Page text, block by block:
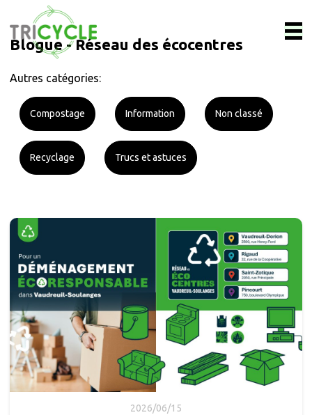
Blogue - Réseau des écocentres
Autres catégories:
Compostage Information Non classé
Recyclage Trucs et astuces
2026/06/15